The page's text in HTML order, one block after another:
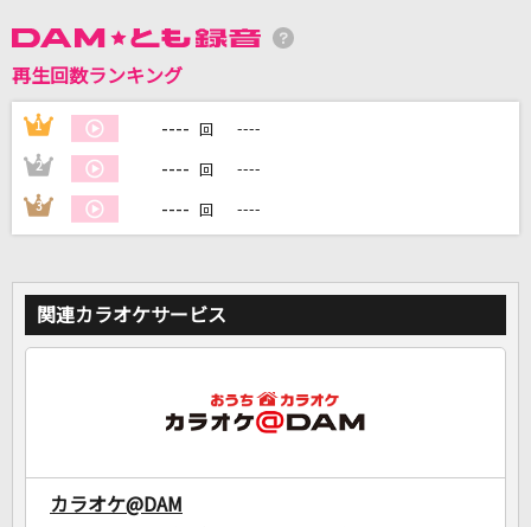
DAMに会員登録・ログインして
カラオケをもっと楽しもう！
自宅でカラオケ歌い放題！
家族や友達と一緒に！練習にも！
再生回数ランキング
1 ---- 回 ----
2 ---- 回 ----
3 ---- 回 ----
関連カラオケサービス
カラオケ@DAM